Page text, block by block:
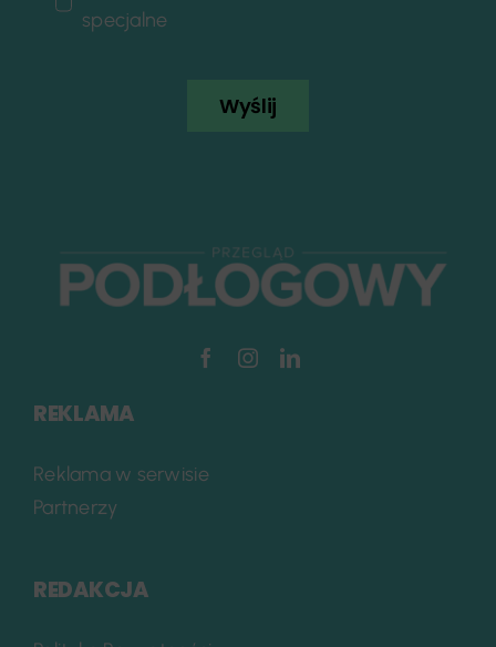
specjalne
Wyślij
REKLAMA
Reklama w serwisie
Partnerzy
REDAKCJA